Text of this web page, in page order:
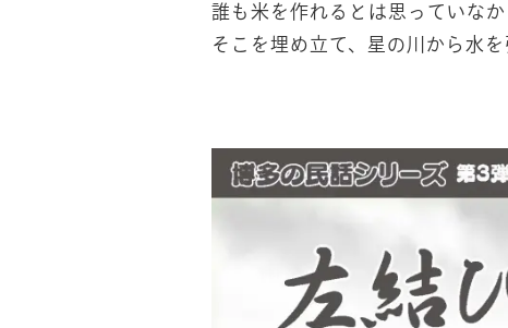
誰も米を作れるとは思っていな
そこを埋め立て、星の川から水